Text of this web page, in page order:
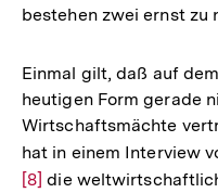
bestehen zwei ernst zu
Einmal gilt, daß auf
heutigen Form gerade
Wirtschaftsmächte
hat in einem Interview
[8] die